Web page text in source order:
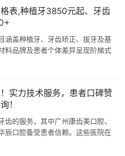
表,种植牙3850元起、牙齿
涵盖种植牙、牙齿矫正、拔牙及基
料品牌及患者个体差异呈现阶梯式
实力技术服务，患者口碑赞
！
的服务，其中广州康齿美口腔、
辰口腔备受患者信赖。这些医院在